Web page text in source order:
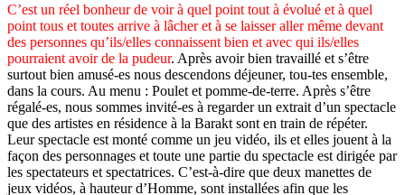
C’est un réel bonheur de voir à quel point tout à évolué et à quel
point tous et toutes arrive à lâcher et à se laisser aller même devant
des personnes qu’ils/elles connaissent bien et avec qui ils/elles
pourraient avoir de la pudeur. Après avoir bien travaillé et s’être
surtout bien amusé-es nous descendons déjeuner, tou-tes ensemble,
dans la cours. Au menu : Poulet et pomme-de-terre. Après s’être
régalé-es, nous sommes invité-es à regarder un extrait d’un spectacle
que des artistes en résidence à la Barakt sont en train de répéter.
Leur spectacle est monté comme un jeu vidéo, ils et elles jouent à la
façon des personnages et toute une partie du spectacle est dirigée par
les spectateurs et spectatrices. C’est-à-dire que deux manettes de
jeux vidéos, à hauteur d’Homme, sont installées afin que les